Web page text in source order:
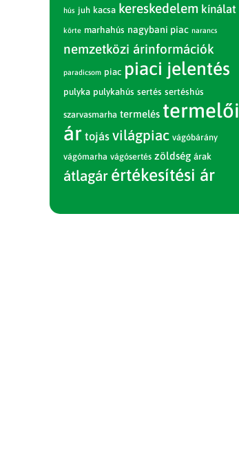
hús juh kacsa kereskedelem kínálat
körte marhahús nagybani piac narancs
nemzetközi árinformációk
paradicsom piac piaci jelentés
pulyka pulykahús sertés sertéshús
szarvasmarha termelés termelői
ár tojás világpiac vágóbárány
vágómarha vágósertés zöldség árak
átlagár értékesítési ár